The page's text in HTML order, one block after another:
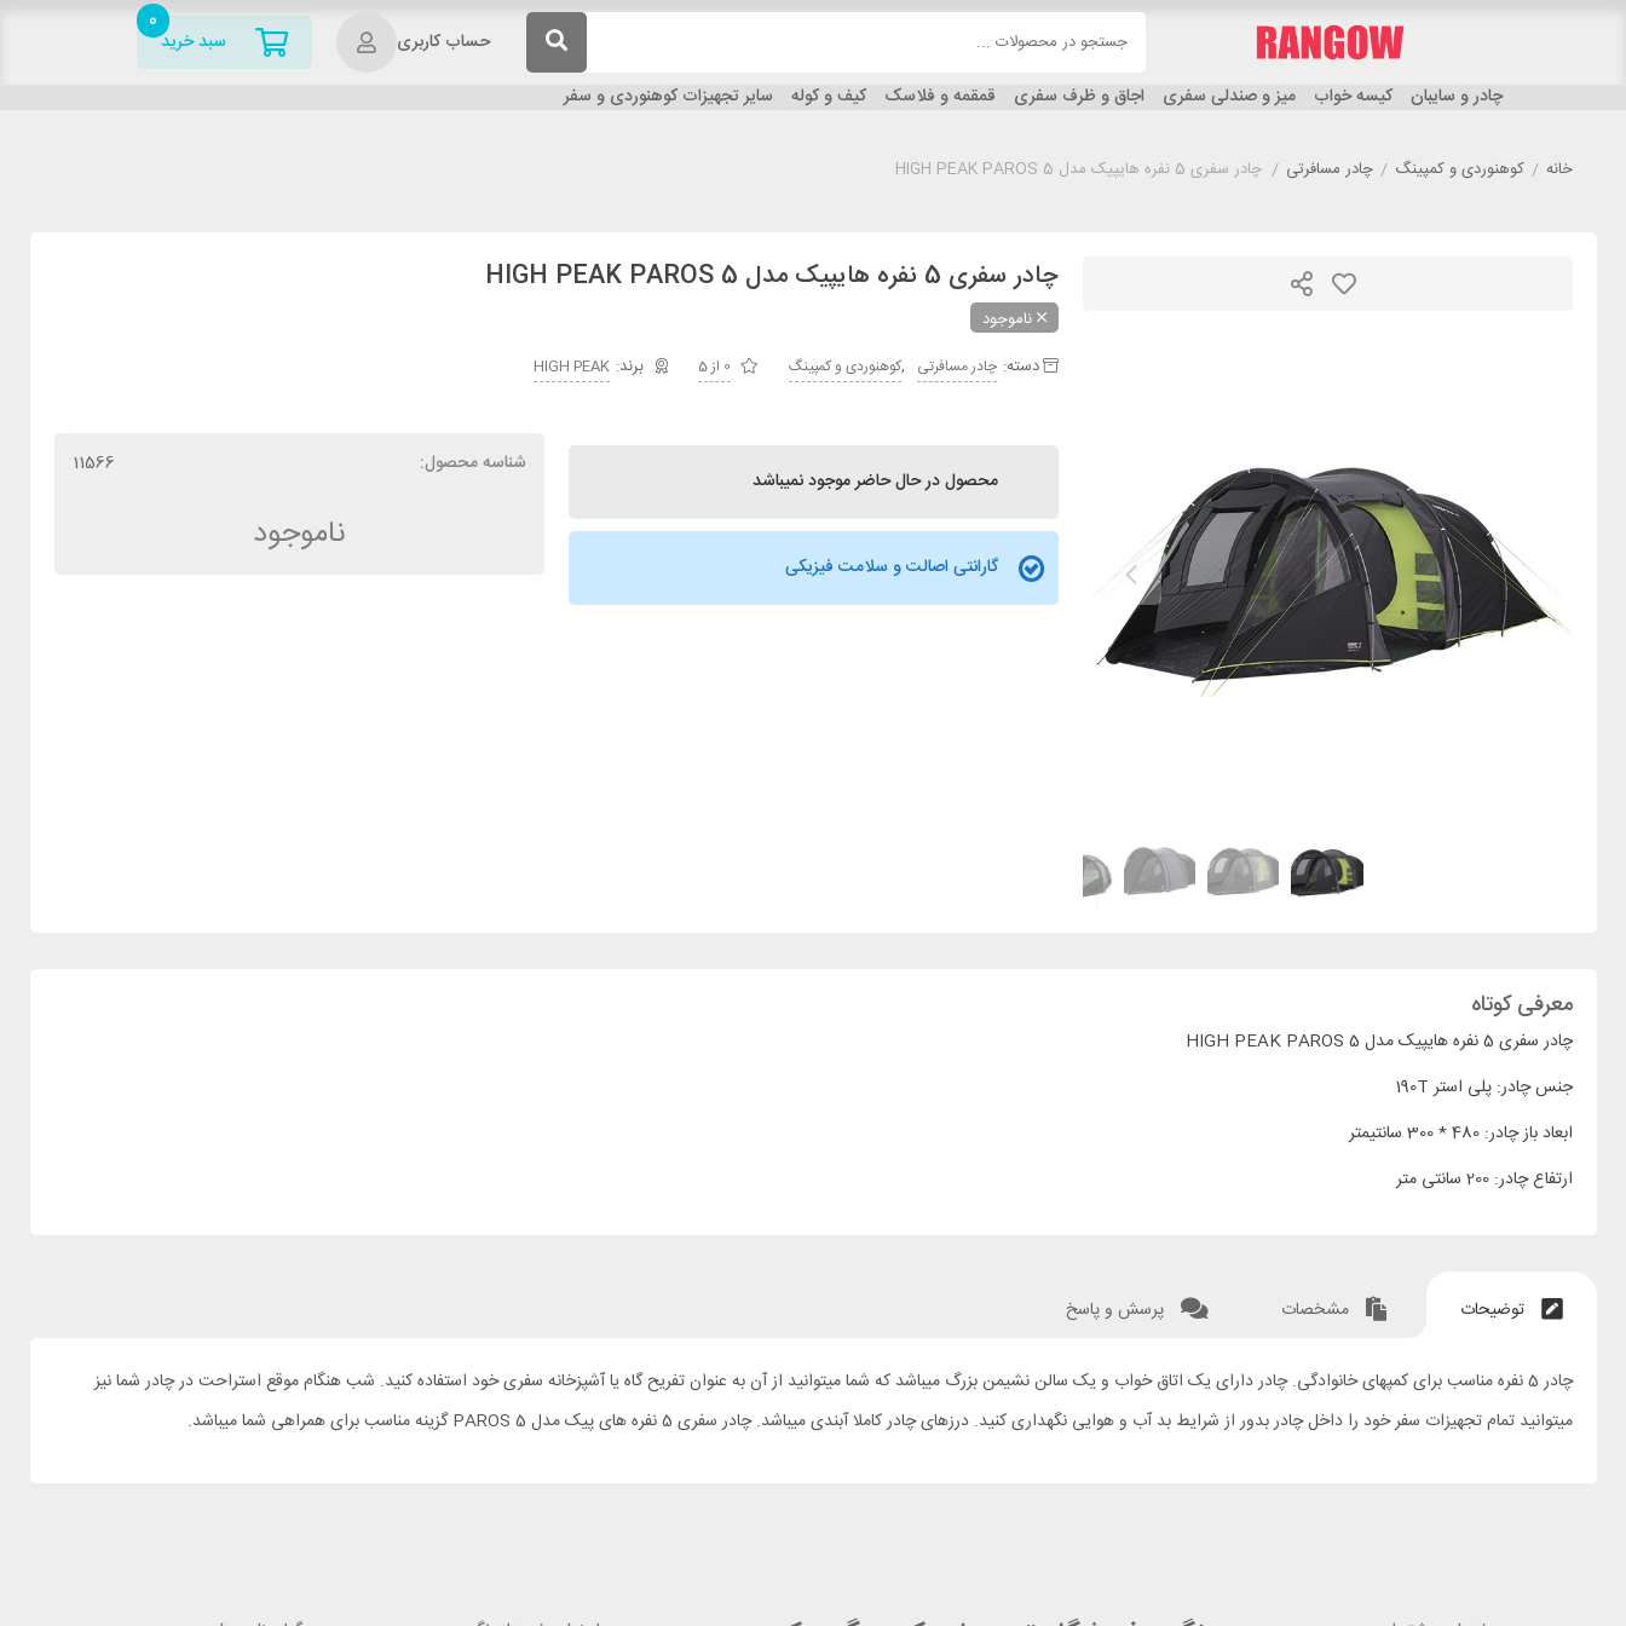
حساب کاربری سبد خرید
0
چادر و سایبان کیسه خواب میز و صندلی سفری اجاق و ظرف سفری قمقمه و فلاسک کیف و کوله سایر تجهیزات کوهنوردی و سفر
خانه / کوهنوردی و کمپینگ / چادر مسافرتی / چادر سفری 5 نفره هایپیک مدل HIGH PEAK PAROS 5
چادر سفری 5 نفره هایپیک مدل HIGH PEAK PAROS 5
ناموجود
دسته: چادر مسافرتی ,کوهنوردی و کمپینگ 0 از 5 HIGH PEAK
محصول در حال حاضر موجود نمیباشد
گارانتی اصالت و سلامت فیزیکی
شناسه محصول: 11566
ناموجود
معرفی کوتاه
چادر سفری 5 نفره هایپیک مدل HIGH PEAK PAROS 5
جنس چادر: پلی استر 190T
ابعاد باز چادر: 480 * 300 سانتیمتر
ارتفاع چادر: 200 سانتی متر
توضیحات مشخصات پرسش و پاسخ
چادر 5 نفره مناسب برای کمپهای خانوادگی. چادر دارای یک اتاق خواب و یک سالن نشیمن بزرگ میباشد که شما میتوانید از آن به عنوان تفریح گاه یا آشپزخانه سفری خود استفاده کنید. شب هنگام موقع استراحت در چادر شما نیز
میتوانید تمام تجهیزات سفر خود را داخل چادر بدور از شرایط بد آب و هوایی نگهداری کنید. درزهای چادر کاملا آبندی میباشد. چادر سفری 5 نفره های پیک مدل PAROS 5 گزینه مناسب برای همراهی شما میباشد.